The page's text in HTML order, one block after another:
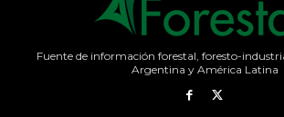
Fuente de información forestal, foresto-
Argentina y América Latina